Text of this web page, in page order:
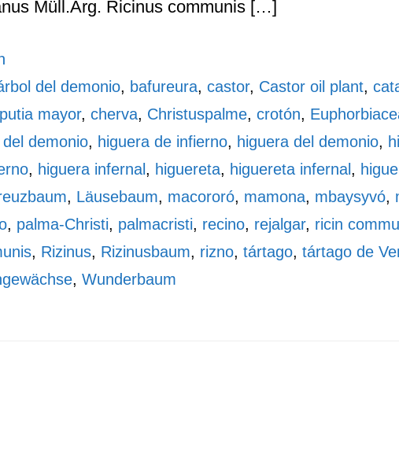
Müll.Arg. Ricinus communis […]
del demonio, bafureura, castor, Castor oil plant,
mayor, cherva, Christuspalme, crotón,
del demonio, higuera de infierno, higuera del demonio,
, higuera infernal , higuereta, higuereta infernal ,
, Läusebaum, macororó, mamona, mbaysyvó,
, palma-Christi, palmacristi, recino, rejalgar, ricin
, Rizinus, Rizinusbaum, rizno, tártago, tártago de
, Wunderbaum